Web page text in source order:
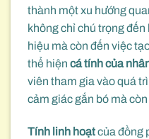
thành một xu hướng
không chỉ chú trọng
hiệu mà còn đến việc
thể hiện cá tính của
viên tham gia vào quá
cảm giác gắn bó mà
Tính linh hoạtcủa đồng